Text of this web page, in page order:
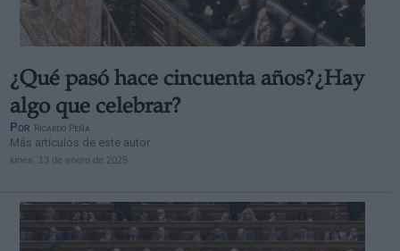
¿Qué pasó hace cincuenta años?¿Hay
algo que celebrar?
Por Ricardo Peña
Más artículos de este autor
lunes, 13 de enero de 2025